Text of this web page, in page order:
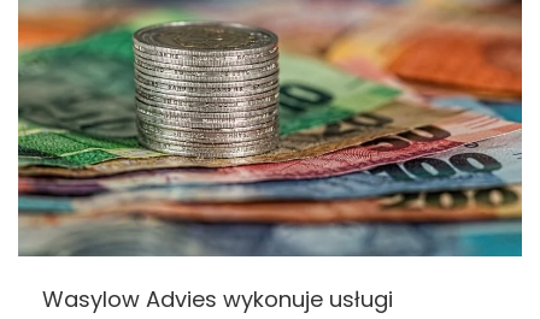
Wasylow Advies wykonuje usługi